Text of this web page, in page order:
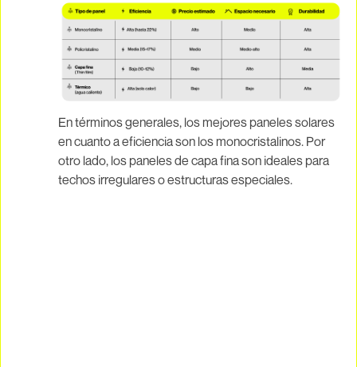
En términos generales, los mejores paneles solares
en cuanto a eficiencia son los monocristalinos. Por
otro lado, los paneles de capa fina son ideales para
techos irregulares o estructuras especiales.